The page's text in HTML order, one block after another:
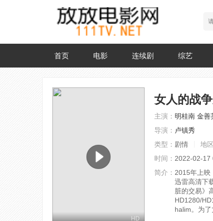
首页 电影 连续剧 综艺
HD
女人的战
主演： 明桂南 金善
导演： 卢镇秀
类型： 剧情 地
时间： 2022-02-17
简介： 2015年上映
迅雷高清下
脏的交易》
HD1280/
halim。为了